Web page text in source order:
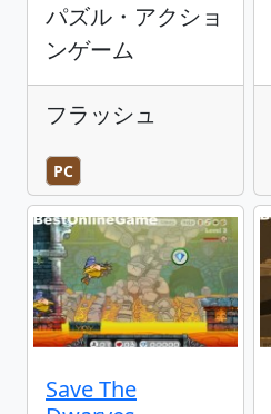
パズル・アクショ
ンゲーム
フラッシュ
PC
Save The